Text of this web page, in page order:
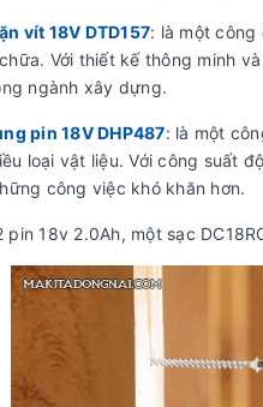
vít 18V DTD157: là một công
Với thiết kế thông minh
ngành xây dựng.
pin 18V DHP487: là một
loại vật liệu. Với công suất
công việc khó khăn hơn.
18v 2.0Ah, một sạc